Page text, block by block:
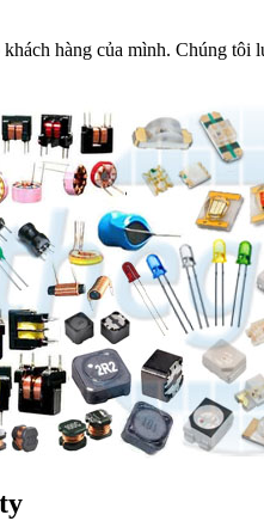
hàng của mình. Chúng tôi